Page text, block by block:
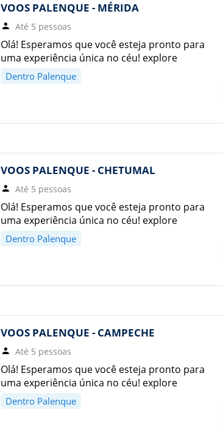
VOOS PALENQUE - MÉRIDA
Até 5 pessoas
Olá! Esperamos que você esteja pronto para
uma experiência única no céu! explore
Dentro Palenque
VOOS PALENQUE - CHETUMAL
Até 5 pessoas
Olá! Esperamos que você esteja pronto para
uma experiência única no céu! explore
Dentro Palenque
VOOS PALENQUE - CAMPECHE
Até 5 pessoas
Olá! Esperamos que você esteja pronto para
uma experiência única no céu! explore
Dentro Palenque